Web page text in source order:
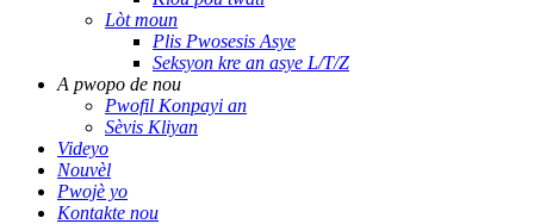
Lòt moun
Plis Pwosesis Asye
Seksyon kre an asye L/T/Z
A pwopo de nou
Pwofil Konpayi an
Sèvis Kliyan
Videyo
Nouvèl
Pwojè yo
Kontakte nou